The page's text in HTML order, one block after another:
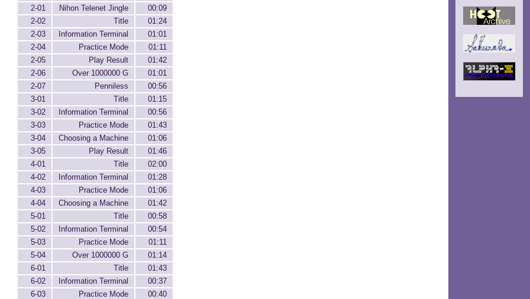
2-01
Nihon Telenet Jingle
00:09
2-02
Title
01:24
2-03
Information Terminal
01:01
2-04
Practice Mode
01:11
2-05
Play Result
01:42
2-06
Over 1000000 G
01:01
2-07
Penniless
00:56
3-01
Title
01:15
3-02
Information Terminal
00:56
3-03
Practice Mode
01:43
3-04
Choosing a Machine
01:06
3-05
Play Result
01:46
4-01
Title
02:00
4-02
Information Terminal
01:28
4-03
Practice Mode
01:06
4-04
Choosing a Machine
01:42
5-01
Title
00:58
5-02
Information Terminal
00:54
5-03
Practice Mode
01:11
5-04
Over 1000000 G
01:14
6-01
Title
01:43
6-02
Information Terminal
00:37
6-03
Practice Mode 00:40